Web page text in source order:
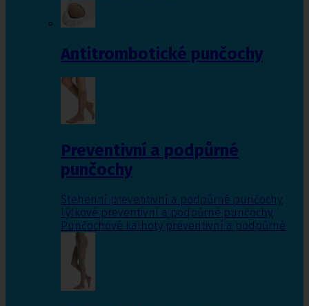
Antitrombotické punčochy
Preventivní a podpůrné
punčochy
Stehenní preventivní a podpůrné punčochy,
Lýtkové preventivní a podpůrné punčochy,
Punčochové kalhoty preventivní a podpůrné